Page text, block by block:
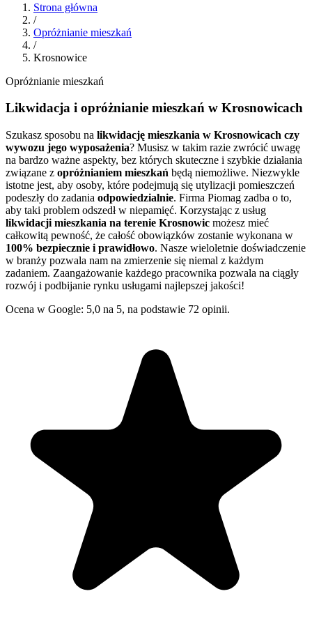
Strona główna
/
Opróżnianie mieszkań
/
Krosnowice
Opróżnianie mieszkań
Likwidacja i opróżnianie mieszkań w Krosnowicach
Szukasz sposobu na likwidację mieszkania w Krosnowicach czy
wywozu jego wyposażenia? Musisz w takim razie zwrócić uwagę
na bardzo ważne aspekty, bez których skuteczne i szybkie działania
związane z opróżnianiem mieszkań będą niemożliwe. Niezwykle
istotne jest, aby osoby, które podejmują się utylizacji pomieszczeń
podeszły do zadania odpowiedzialnie. Firma Piomag zadba o to,
aby taki problem odszedł w niepamięć. Korzystając z usług
likwidacji mieszkania na terenie Krosnowic możesz mieć
całkowitą pewność, że całość obowiązków zostanie wykonana w
100% bezpiecznie i prawidłowo. Nasze wieloletnie doświadczenie
w branży pozwala nam na zmierzenie się niemal z każdym
zadaniem. Zaangażowanie każdego pracownika pozwala na ciągły
rozwój i podbijanie rynku usługami najlepszej jakości!
Ocena w Google: 5,0 na 5, na podstawie 72 opinii.